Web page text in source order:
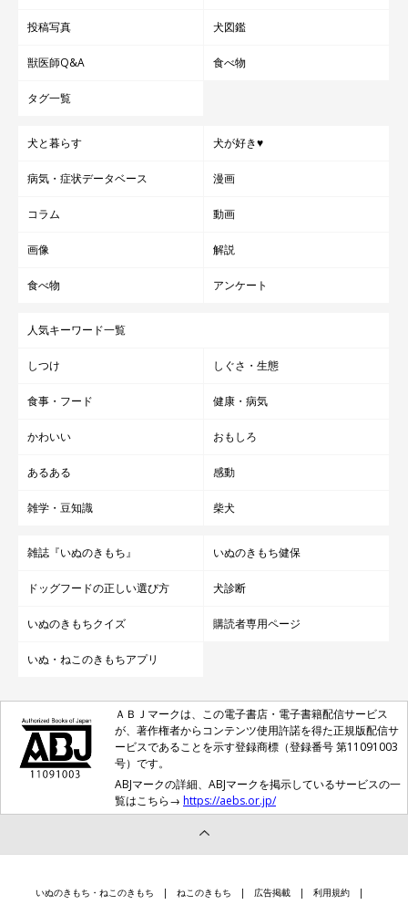
投稿写真 犬図鑑
獣医師Q&A 食べ物
タグ一覧
犬と暮らす 犬が好き♥
病気・症状データベース 漫画
コラム 動画
画像 解説
食べ物 アンケート
人気キーワード一覧
しつけ しぐさ・生態
食事・フード 健康・病気
かわいい おもしろ
あるある 感動
雑学・豆知識 柴犬
雑誌『いぬのきもち』 いぬのきもち健保
ドッグフードの正しい選び方 犬診断
いぬのきもちクイズ 購読者専用ページ
いぬ・ねこのきもちアプリ
ＡＢＪマークは、この電子書店・電子書籍配信サービス
が、著作権者からコンテンツ使用許諾を得た正規版配信サ
ービスであることを示す登録商標（登録番号 第11091003
号）です。
ABJマークの詳細、ABJマークを掲示しているサービスの一
覧はこちら→ https://aebs.or.jp/
いぬのきもち・ねこのきもち ねこのきもち 広告掲載 利用規約